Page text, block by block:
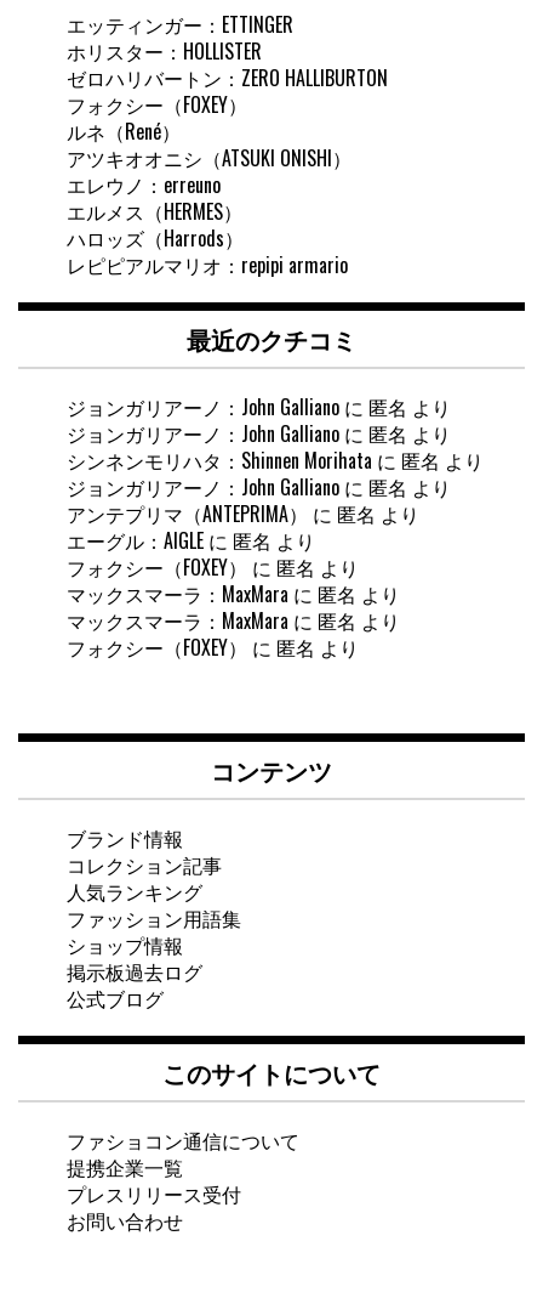
エッティンガー：ETTINGER
ホリスター：HOLLISTER
ゼロハリバートン：ZERO HALLIBURTON
フォクシー（FOXEY）
ルネ（René）
アツキオオニシ（ATSUKI ONISHI）
エレウノ：erreuno
エルメス（HERMES）
ハロッズ（Harrods）
レピピアルマリオ：repipi armario
最近のクチコミ
ジョンガリアーノ：John Galliano に 匿名 より
ジョンガリアーノ：John Galliano に 匿名 より
シンネンモリハタ：Shinnen Morihata に 匿名 より
ジョンガリアーノ：John Galliano に 匿名 より
アンテプリマ（ANTEPRIMA）
に 匿名 より
エーグル：AIGLE に 匿名 より
フォクシー（FOXEY）
に 匿名 より
マックスマーラ：MaxMara に 匿名 より
マックスマーラ：MaxMara に 匿名 より
フォクシー（FOXEY）
に 匿名 より
コンテンツ
ブランド情報
コレクション記事
人気ランキング
ファッション用語集
ショップ情報
掲示板過去ログ
公式ブログ
このサイトについて
ファショコン通信について
提携企業一覧
プレスリリース受付
お問い合わせ